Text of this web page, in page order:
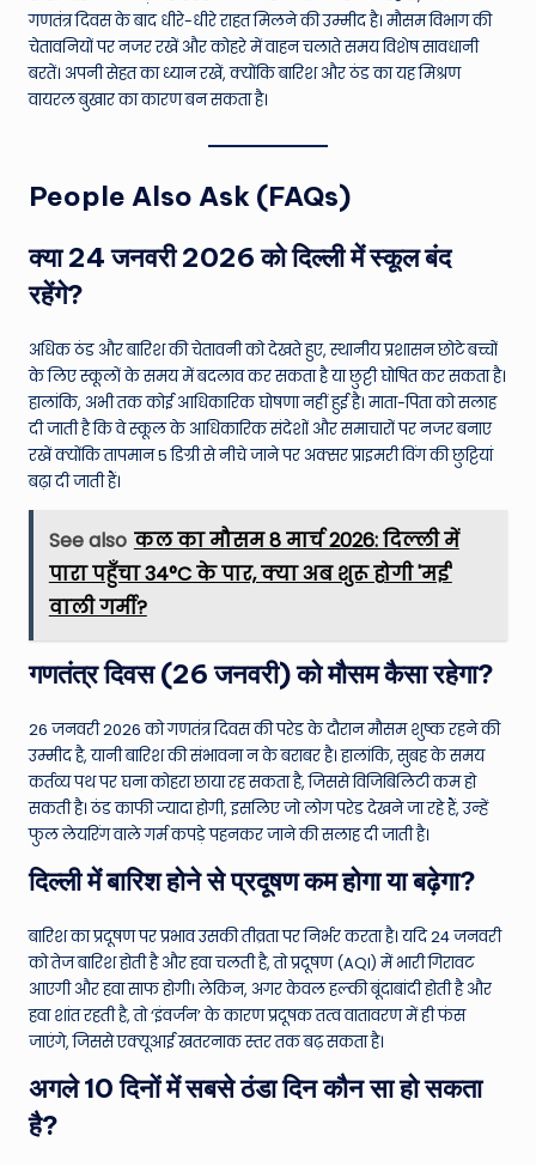
गणतंत्र दिवस के बाद धीरे-धीरे राहत मिलने की उम्मीद है। मौसम विभाग की
चेतावनियों पर नजर रखें और कोहरे में वाहन चलाते समय विशेष सावधानी
बरतें। अपनी सेहत का ध्यान रखें, क्योंकि बारिश और ठंड का यह मिश्रण
वायरल बुखार का कारण बन सकता है।
People Also Ask (FAQs)
क्या 24 जनवरी 2026 को दिल्ली में स्कूल बंद
रहेंगे?
अधिक ठंड और बारिश की चेतावनी को देखते हुए, स्थानीय प्रशासन छोटे बच्चों
के लिए स्कूलों के समय में बदलाव कर सकता है या छुट्टी घोषित कर सकता है।
हालांकि, अभी तक कोई आधिकारिक घोषणा नहीं हुई है। माता-पिता को सलाह
दी जाती है कि वे स्कूल के आधिकारिक संदेशों और समाचारों पर नजर बनाए
रखें क्योंकि तापमान 5 डिग्री से नीचे जाने पर अक्सर प्राइमरी विंग की छुट्टियां
बढ़ा दी जाती हैं।
See also कल का मौसम 8 मार्च 2026: दिल्ली में
पारा पहुँचा 34°C के पार, क्या अब शुरू होगी 'मई'
वाली गर्मी?
गणतंत्र दिवस (26 जनवरी) को मौसम कैसा रहेगा?
26 जनवरी 2026 को गणतंत्र दिवस की परेड के दौरान मौसम शुष्क रहने की
उम्मीद है, यानी बारिश की संभावना न के बराबर है। हालांकि, सुबह के समय
कर्तव्य पथ पर घना कोहरा छाया रह सकता है, जिससे विजिबिलिटी कम हो
सकती है। ठंड काफी ज्यादा होगी, इसलिए जो लोग परेड देखने जा रहे हैं, उन्हें
फुल लेयरिंग वाले गर्म कपड़े पहनकर जाने की सलाह दी जाती है।
दिल्ली में बारिश होने से प्रदूषण कम होगा या बढ़ेगा?
बारिश का प्रदूषण पर प्रभाव उसकी तीव्रता पर निर्भर करता है। यदि 24 जनवरी
को तेज बारिश होती है और हवा चलती है, तो प्रदूषण (AQI) में भारी गिरावट
आएगी और हवा साफ होगी। लेकिन, अगर केवल हल्की बूंदाबांदी होती है और
हवा शांत रहती है, तो ‘इंवर्जन’ के कारण प्रदूषक तत्व वातावरण में ही फंस
जाएंगे, जिससे एक्यूआई खतरनाक स्तर तक बढ़ सकता है।
अगले 10 दिनों में सबसे ठंडा दिन कौन सा हो सकता
है?